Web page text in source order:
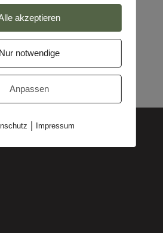
akzeptieren
Nur notwendige
Anpassen
| Impressum